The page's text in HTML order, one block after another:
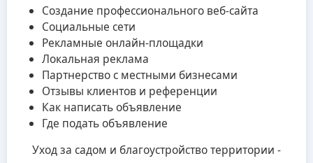
Создание профессионального веб-сайта
Социальные сети
Рекламные онлайн-площадки
Локальная реклама
Партнерство с местными бизнесами
Отзывы клиентов и референции
Как написать объявление
Где подать объявление
Уход за садом и благоустройство территории -